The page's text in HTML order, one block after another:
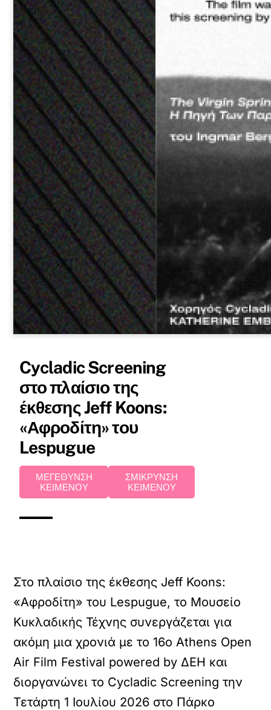
Cycladic Screening
στο πλαίσιο της
έκθεσης Jeff Koons:
«Αφροδίτη» του
Lespugue
ΜΕΓΕΘΥΝΣΗ
ΚΕΙΜΕΝΟΥ
ΣΜΙΚΡΥΝΣΗ
ΚΕΙΜΕΝΟΥ
Στο πλαίσιο της έκθεσης Jeff Koons:
«Αφροδίτη» του Lespugue, το Μουσείο
Κυκλαδικής Τέχνης συνεργάζεται για
ακόμη μια χρονιά με το 16ο Athens Open
Air Film Festival powered by ΔΕΗ και
διοργανώνει το Cycladic Screening την
Τετάρτη 1 Ιουλίου 2026 στο Πάρκο